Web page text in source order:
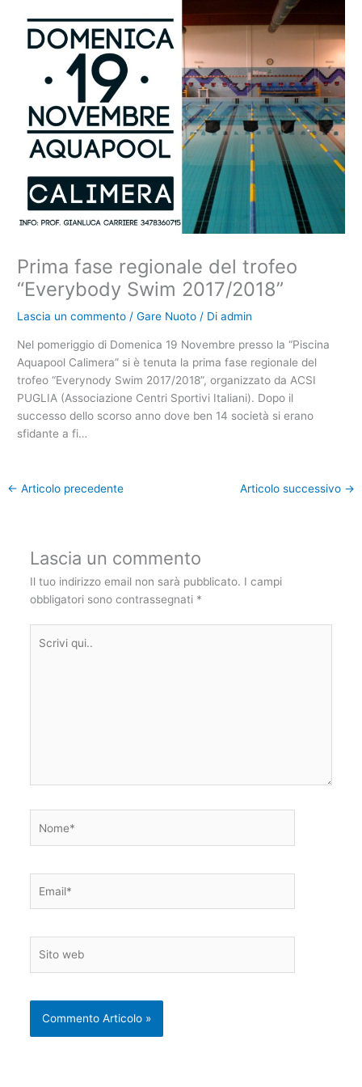
Prima fase regionale del trofeo
“Everybody Swim 2017/2018”
Lascia un commento /Gare Nuoto / Diadmin
Nel pomeriggio di Domenica 19 Novembre presso la “Piscina
Aquapool Calimera” si è tenuta la prima fase regionale del
trofeo “Everynody Swim 2017/2018”, organizzato da ACSI
PUGLIA (Associazione Centri Sportivi Italiani). Dopo il
successo dello scorso anno dove ben 14 società si erano
sfidante a fi…
← Articolo precedente Articolo successivo →
Lascia un commento
Il tuo indirizzo email non sarà pubblicato. I campi
obbligatori sono contrassegnati *
qui..
web